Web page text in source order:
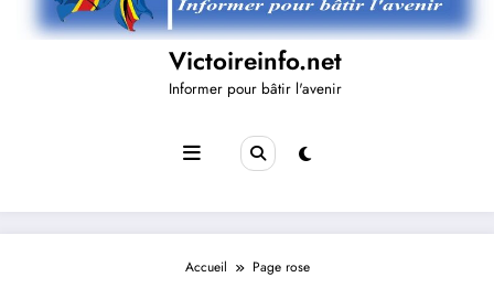
Victoireinfo.net
Informer pour bâtir l'avenir
Accueil Page rose